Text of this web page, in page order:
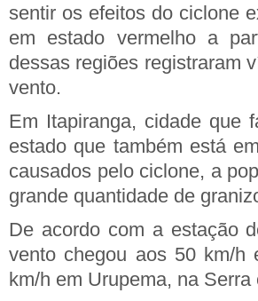
sentir os efeitos do ciclone
em estado vermelho a
dessas regiões registraram
vento.
Em Itapiranga, cidade que
estado que também está
causados pelo ciclone, a
grande quantidade de
De acordo com a estação
vento chegou aos 50 km/h
km/h em Urupema, na Serra